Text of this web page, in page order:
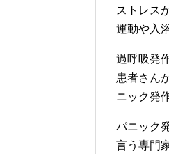
ストレス
運動や入
過呼吸発
患者さん
ニック発
パニック
言う専門